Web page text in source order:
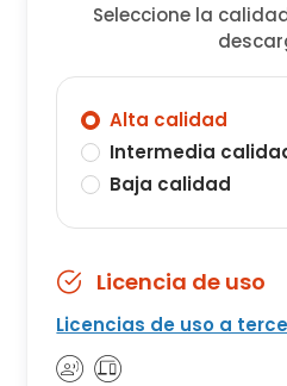
Seleccione la
Alta calidad
Intermedia
Baja calidad
Licencia de uso
Licencias de uso a